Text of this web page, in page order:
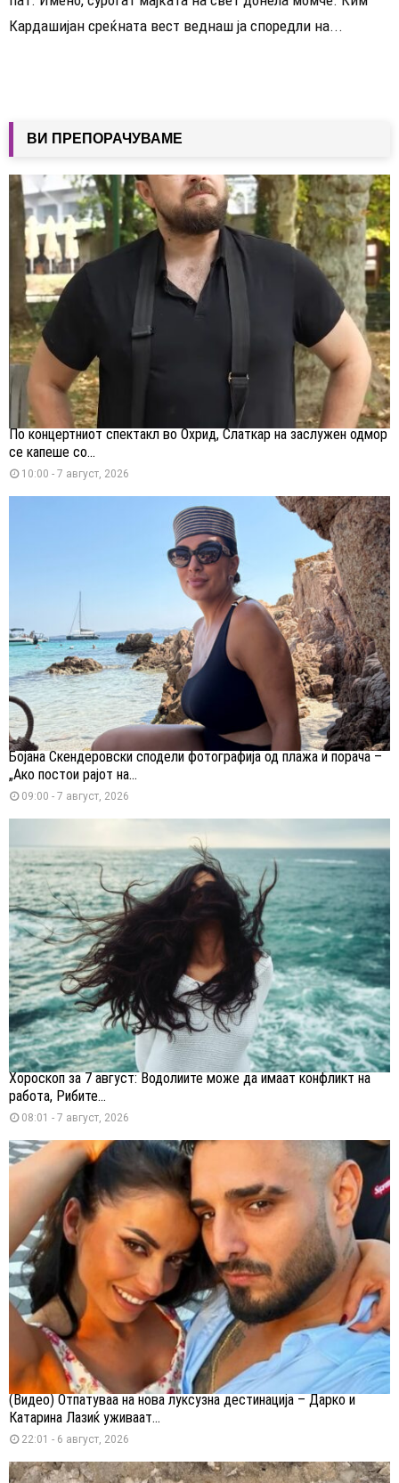
Кардашијан среќната вест веднаш ја споредли на...
ВИ ПРЕПОРАЧУВАМЕ
По концертниот спектакл во Охрид, Слаткар на заслужен одмор
се капеше со...
10:00 - 7 август, 2026
Бојана Скендеровски сподели фотографија од плажа и порача –
„Ако постои рајот на...
09:00 - 7 август, 2026
Хороскоп за 7 август: Водолиите може да имаат конфликт на
работа, Рибите...
08:01 - 7 август, 2026
(Видео) Отпатуваа на нова луксузна дестинација – Дарко и
Катарина Лазиќ уживаат...
22:01 - 6 август, 2026